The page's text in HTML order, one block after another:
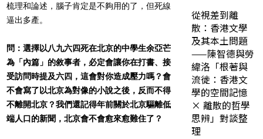
梳理和論述，腦子肯定是不夠用的了，但死線
逼出多產。
問：選擇以八九六四死在北京的中學生余亞芒
為「內篇」的敘事者，必定會讓你在打書、接
受訪問時提及六四，這會對你造成壓力嗎？會
不會寫了以北京為對像的小說之後，反而不得
不離開北京？我們還記得年前關於北京驅離低
端人口的新聞，北京會不會愈來愈難住了？
從視差到離
散：香港文學
及其本土問題
——陳智德與勞
緯洛「根著與
流徙：香港文
學的空間記憶
× 離散的哲學
思辨」對談整
理